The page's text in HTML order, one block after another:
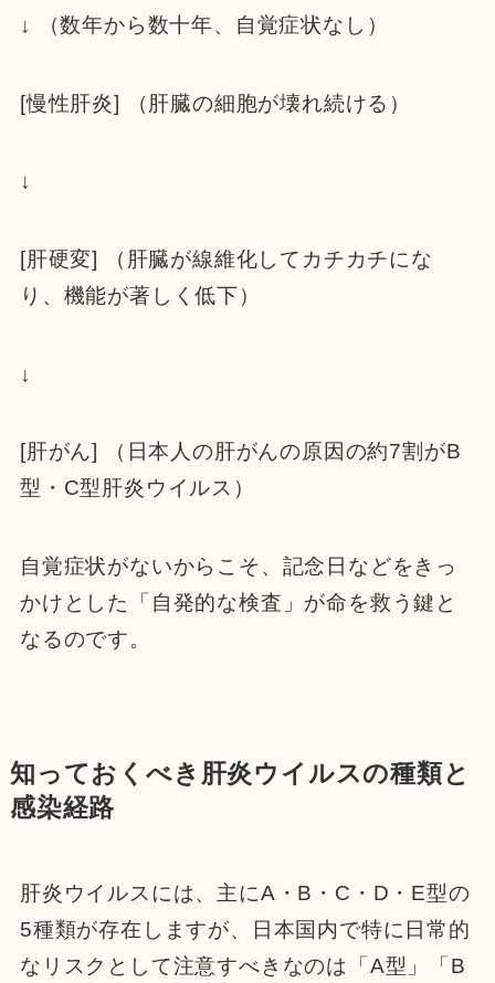
↓ （数年から数十年、自覚症状なし）
[慢性肝炎] （肝臓の細胞が壊れ続ける）
↓
[肝硬変] （肝臓が線維化してカチカチにな
り、機能が著しく低下）
↓
[肝がん] （日本人の肝がんの原因の約7割がB
型・C型肝炎ウイルス）
自覚症状がないからこそ、記念日などをきっ
かけとした「自発的な検査」が命を救う鍵と
なるのです。
知っておくべき肝炎ウイルスの種類と
感染経路
肝炎ウイルスには、主にA・B・C・D・E型の
5種類が存在しますが、日本国内で特に日常的
なリスクとして注意すべきなのは「A型」「B